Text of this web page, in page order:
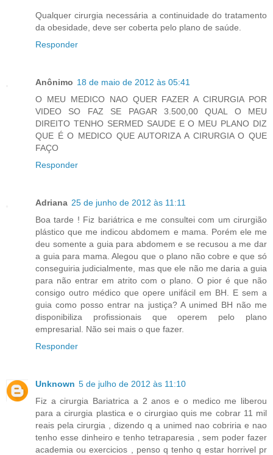
Qualquer cirurgia necessária a continuidade do tratamento
da obesidade, deve ser coberta pelo plano de saúde.
Responder
Anônimo 18 de maio de 2012 às 05:41
O MEU MEDICO NAO QUER FAZER A CIRURGIA POR
VIDEO SO FAZ SE PAGAR 3.500,00 QUAL O MEU
DIREITO TENHO SERMED SAUDE E O MEU PLANO DIZ
QUE É O MEDICO QUE AUTORIZA A CIRURGIA O QUE
FAÇO
Responder
Adriana 25 de junho de 2012 às 11:11
Boa tarde ! Fiz bariátrica e me consultei com um cirurgião
plástico que me indicou abdomem e mama. Porém ele me
deu somente a guia para abdomem e se recusou a me dar
a guia para mama. Alegou que o plano não cobre e que só
conseguiria judicialmente, mas que ele não me daria a guia
para não entrar em atrito com o plano. O pior é que não
consigo outro médico que opere unifácil em BH. E sem a
guia como posso entrar na justiça? A unimed BH não me
disponibiliza profissionais que operem pelo plano
empresarial. Não sei mais o que fazer.
Responder
Unknown 5 de julho de 2012 às 11:10
Fiz a cirurgia Bariatrica a 2 anos e o medico me liberou
para a cirurgia plastica e o cirurgiao quis me cobrar 11 mil
reais pela cirurgia , dizendo q a unimed nao cobriria e nao
tenho esse dinheiro e tenho tetraparesia , sem poder fazer
academia ou exercicios , penso q tenho q estar horrivel pr